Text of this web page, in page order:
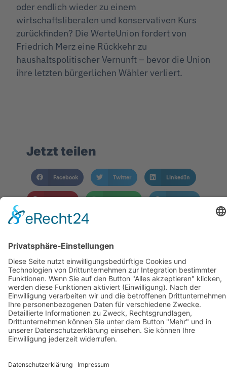
oder endlich wieder zu einem
wirtschaftsliberalen und konservativen Kurs
zurückfinden? Die WerteUnion fordert von
Friedrich Merz eine Rückkehr zu
haushaltspolitischer Vernunft – bevor die Union
ihre letzten bürgerlichen Wähler verliert.
Jetzt teilen
Facebook Twitter LinkedIn
Pinterest WhatsApp Telegram
KONTAKT
IMPRESSUM
DATENSCHUTZHINWEISE